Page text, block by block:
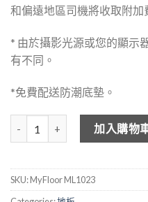
和偏遠地區司機將收取附加
* 由於攝影光源或您的顯示
有不同。
*免費配送防潮底墊。
MY FLOOR 特大防潮纖維地板
加入購物
SKU:MyFloor ML1023